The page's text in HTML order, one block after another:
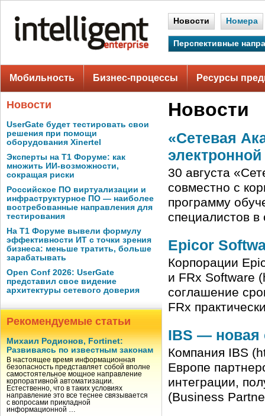
Новости Номера
Перспективные
Мобильность Бизнес-процессы Ресурсы
Новости
UserGate будет тестировать свои
решения при помощи
оборудования Xinertel
Эксперты на Т1 Форуме: как
множить ИИ-возможности,
сокращая риски
Российское ПО виртуализации и
инфраструктурное ПО — наиболее
востребованные направления для
тестирования
На Т1 Форуме вывели формулу
эффективности ИТ с точки зрения
бизнеса: меньше тратить, больше
зарабатывать
Open Conf 2026: UserGate
представил свое видение
архитектуры сетевого доверия
Рекомендуемые статьи
Михаил Родионов, Fortinet:
Развиваясь по известным законам
В настоящее время информационная
безопасность представляет собой вполне
самостоятельное мощное направление
корпоративной автоматизации.
Естественно, что в таких условиях
направление это все теснее связывается
с вопросами прикладной
информационной …
Новости
«Сетевая
30 августа
совместно с
программу
специалистов
Epicor
Корпорации
и FRx Software
соглашение
FRx
IBS — новая
Компания IBS
Европе
интеграции,
(Business